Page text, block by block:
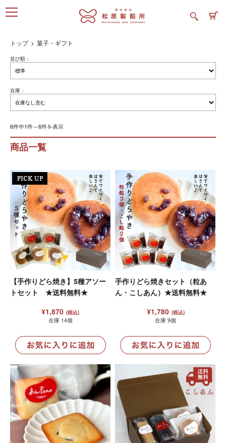
トップ 菓子・ギフト
並び順：
在庫：
6件中1件～6件を表示
商品一覧
【手作りどら焼き】5種アソー
トセット ★送料無料★
¥1,870 (税込)
在庫 14個
手作りどら焼きセット（粒あ
ん・こしあん）★送料無料★
¥1,780 (税込)
在庫 9個